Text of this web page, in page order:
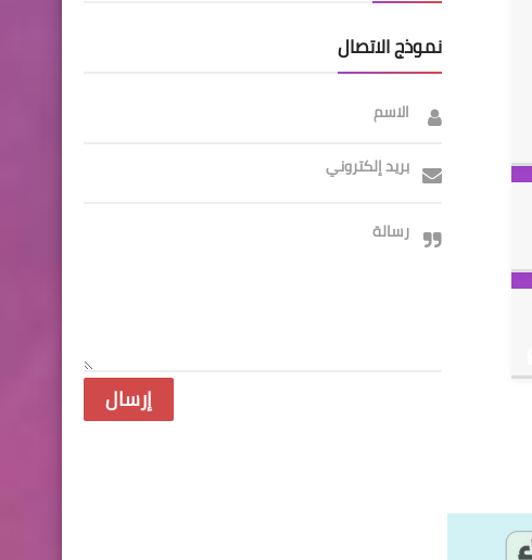
نموذج الاتصال
الاسم
بريد إلكتروني
رسالة